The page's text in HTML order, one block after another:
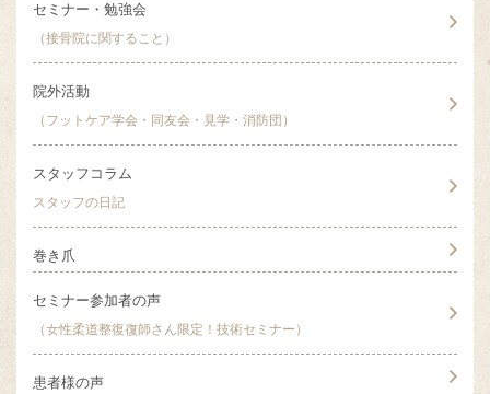
セミナー・勉強会
（接骨院に関すること）
院外活動
（フットケア学会・同友会・見学・消防団）
スタッフコラム
スタッフの日記
巻き爪
セミナー参加者の声
（女性柔道整復復師さん限定！技術セミナー）
患者様の声